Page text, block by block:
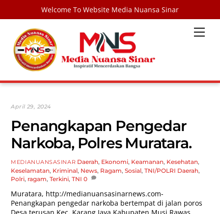
Welcome To Website Media Nuansa Sinar
content
April 29, 2024
Penangkapan Pengedar
Narkoba, Polres Muratara.
MEDIANUANSASINAR Daerah, Ekonomi, Keamanan, Kesehatan,
Keselamatan, Kriminal, News, Ragam,Sosial,TNI/POLRI Daerah,
Polri, ragam,Terkini,TNI 0
Muratara, http://medianuansasinarnews.com-
Penangkapan pengedar narkoba bertempat di jalan poros